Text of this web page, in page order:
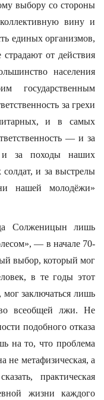
выбору со стороны
вину и
единых организмов,
от действия
населения
государственным
за грехи
и в самых
— и за
и за походы наших
и за выстрелы
нашей молодёжи»
Солженицын лишь
— в начале 70-
выбор, который мог
в те годы этот
заключаться лишь
всеобщей лжи. Не
подобного отказа
на то, что проблема
не метафизическая, а
практическая
жизни каждого